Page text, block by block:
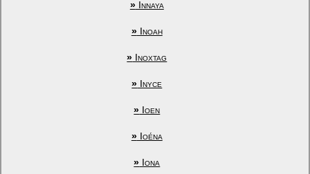
»Innaya
»Inoah
» Inoxtag
» Inyce
» Ioen
»Ioéna
» Iona